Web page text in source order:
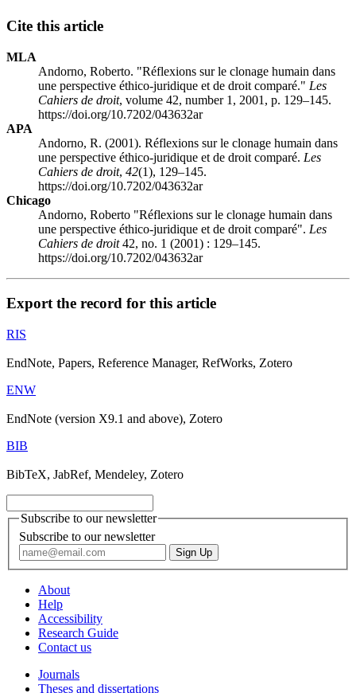
Cite this article
MLA
Andorno, Roberto. "Réflexions sur le clonage humain dans
une perspective éthico-juridique et de droit comparé." Les
Cahiers de droit, volume 42, number 1, 2001, p. 129–145.
https://doi.org/10.7202/043632ar
APA
Andorno, R. (2001). Réflexions sur le clonage humain dans
une perspective éthico-juridique et de droit comparé. Les
Cahiers de droit, 42(1), 129–145.
https://doi.org/10.7202/043632ar
Chicago
Andorno, Roberto "Réflexions sur le clonage humain dans
une perspective éthico-juridique et de droit comparé". Les
Cahiers de droit42, no. 1 (2001) : 129–145.
https://doi.org/10.7202/043632ar
Export the record for this article
RIS
EndNote, Papers, Reference Manager, RefWorks, Zotero
ENW
EndNote (version X9.1 and above), Zotero
BIB
BibTeX, JabRef, Mendeley, Zotero
Subscribe to our newsletter
Subscribe to our newsletter
About
Help
Accessibility
Research Guide
Contact us
Journals
Theses and dissertations